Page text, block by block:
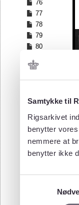
Samtykke til
Rigsarkivet
benytter
nemmere at
benytter ikke
76
77
78
79
80
82
83
85
87
88
89
90